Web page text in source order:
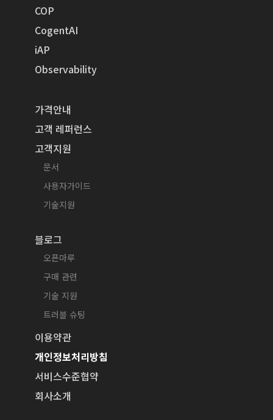
COP
CogentAI
iAP
Observability
가격안내
고객 레퍼런스
고객지원
문서
사용자가이드
기술지원
블로그
오픈마루
구매 관련
기술 지원
트러블 슈팅
이용약관
개인정보처리방침
서비스수준협약
회사소개